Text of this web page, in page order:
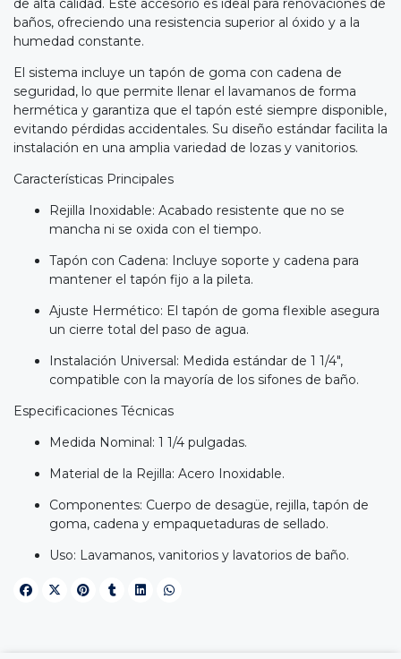
de alta calidad. Este accesorio es ideal para renovaciones de
baños, ofreciendo una resistencia superior al óxido y a la
humedad constante.
El sistema incluye un tapón de goma con cadena de
seguridad, lo que permite llenar el lavamanos de forma
hermética y garantiza que el tapón esté siempre disponible,
evitando pérdidas accidentales. Su diseño estándar facilita la
instalación en una amplia variedad de lozas y vanitorios.
Características Principales
Rejilla Inoxidable: Acabado resistente que no se
mancha ni se oxida con el tiempo.
Tapón con Cadena: Incluye soporte y cadena para
mantener el tapón fijo a la pileta.
Ajuste Hermético: El tapón de goma flexible asegura
un cierre total del paso de agua.
Instalación Universal: Medida estándar de 1 1/4",
compatible con la mayoría de los sifones de baño.
Especificaciones Técnicas
Medida Nominal: 1 1/4 pulgadas.
Material de la Rejilla: Acero Inoxidable.
Componentes: Cuerpo de desagüe, rejilla, tapón de
goma, cadena y empaquetaduras de sellado.
Uso: Lavamanos, vanitorios y lavatorios de baño.